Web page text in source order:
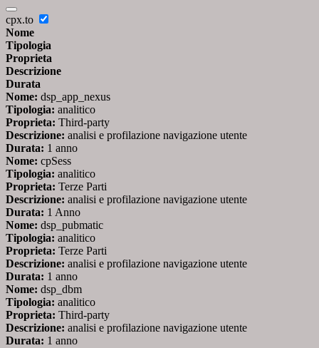
cpx.to
Nome
Tipologia
Proprieta
Descrizione
Durata
Nome: dsp_app_nexus
Tipologia: analitico
Proprieta: Third-party
Descrizione: analisi e profilazione navigazione utente
Durata: 1 anno
Nome: cpSess
Tipologia: analitico
Proprieta: Terze Parti
Descrizione: analisi e profilazione navigazione utente
Durata: 1 Anno
Nome: dsp_pubmatic
Tipologia: analitico
Proprieta: Terze Parti
Descrizione: analisi e profilazione navigazione utente
Durata: 1 anno
Nome: dsp_dbm
Tipologia: analitico
Proprieta: Third-party
Descrizione: analisi e profilazione navigazione utente
Durata: 1 anno